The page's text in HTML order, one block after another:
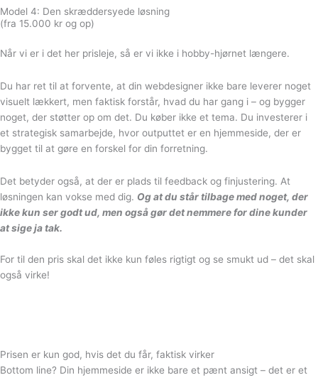
Model 4: Den skræddersyede løsning
(fra 15.000 kr og op)
Når vi er i det her prisleje, så er vi ikke i hobby-hjørnet længere.
Du har ret til at forvente, at din webdesigner ikke bare leverer noget
visuelt lækkert, men faktisk forstår, hvad du har gang i – og bygger
noget, der støtter op om det. Du køber ikke et tema. Du investerer i
et strategisk samarbejde, hvor outputtet er en hjemmeside, der er
bygget til at gøre en forskel for din forretning.
Det betyder også, at der er plads til feedback og finjustering. At
løsningen kan vokse med dig. Og at du står tilbage med noget, der
ikke kun ser godt ud, men også gør det nemmere for dine kunder
at sige ja tak.
For til den pris skal det ikke kun føles rigtigt og se smukt ud – det skal
også virke!
Prisen er kun god, hvis det du får, faktisk virker
Bottom line? Din hjemmeside er ikke bare et pænt ansigt – det er et